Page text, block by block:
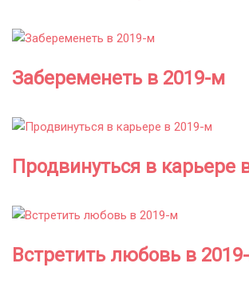
Забеременеть в 2019-м
Продвинуться в карьере
Встретить любовь в